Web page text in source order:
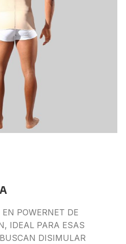
POWERNET DE
IDEAL PARA ESAS
DISIMULAR